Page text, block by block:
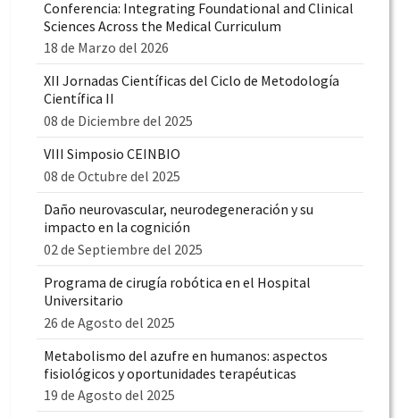
Conferencia: Integrating Foundational and Clinical
Sciences Across the Medical Curriculum
18 de Marzo del 2026
XII Jornadas Científicas del Ciclo de Metodología
Científica II
08 de Diciembre del 2025
VIII Simposio CEINBIO
08 de Octubre del 2025
Daño neurovascular, neurodegeneración y su
impacto en la cognición
02 de Septiembre del 2025
Programa de cirugía robótica en el Hospital
Universitario
26 de Agosto del 2025
Metabolismo del azufre en humanos: aspectos
fisiológicos y oportunidades terapéuticas
19 de Agosto del 2025